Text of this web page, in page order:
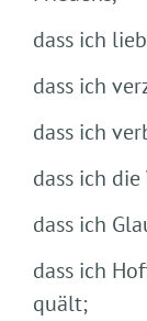
dass ich
dass ich
dass ich
dass ich
dass ich
dass ich
quält;